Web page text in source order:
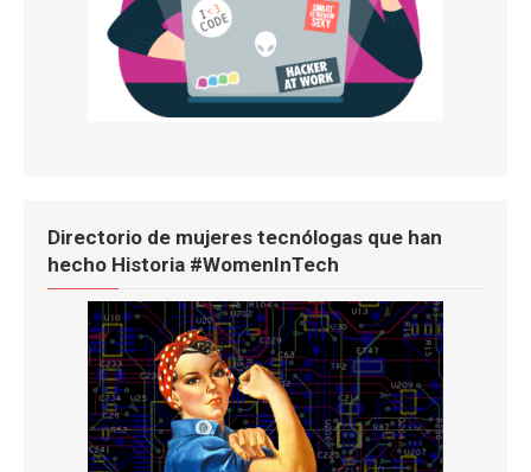
Directorio de mujeres tecnólogas que han
hecho Historia #WomenInTech